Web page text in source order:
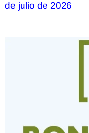
de julio de 2026